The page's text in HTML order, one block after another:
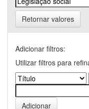
Retornar valores
Adicionar filtros:
Utilizar filtros para